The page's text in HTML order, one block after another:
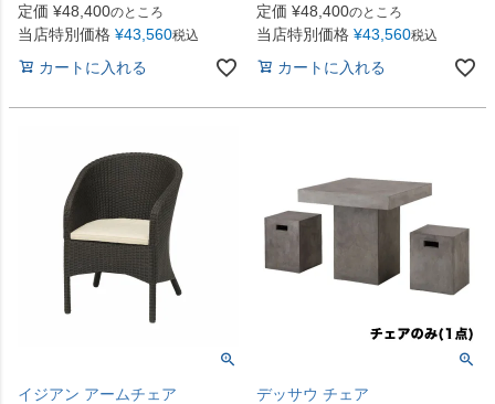
定価 ¥48,400のところ
当店特別価格 ¥43,560税込
カートに入れる
定価 ¥48,400のところ
当店特別価格 ¥43,560税込
カートに入れる
イジアン アームチェア
デッサウ チェア